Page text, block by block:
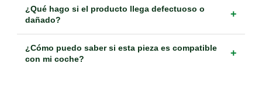
¿Qué hago si el producto llega defectuoso o
dañado?
+
¿Cómo puedo saber si esta pieza es compatible
con mi coche?
+